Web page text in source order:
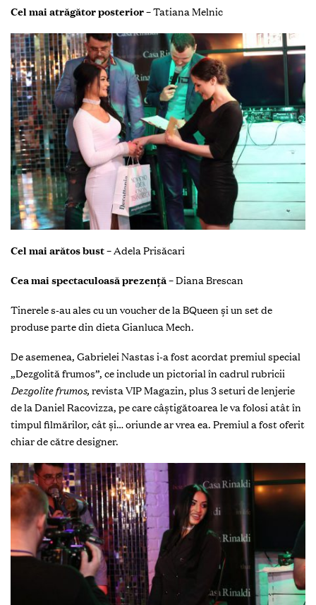
Cel mai atrăgător posterior– Tatiana Melnic
Cel mai arătos bust– Adela Prisăcari
Cea mai spectaculoasă prezență– Diana Brescan
Tinerele s-au ales cu un voucher de la BQueen și un set de
produse parte din dieta Gianluca Mech.
De asemenea, Gabrielei Nastas i-a fost acordat premiul special
„Dezgolită frumos”, ce includeun pictorial în cadrul rubricii
Dezgolite frumos, revista VIP Magazin, plus 3 seturi de lenjerie
de la Daniel Racovizza, pe care câștigătoarea le va folosi atât în
timpul filmărilor, cât și… oriunde ar vrea ea. Premiul a fost oferit
chiar de către designer.